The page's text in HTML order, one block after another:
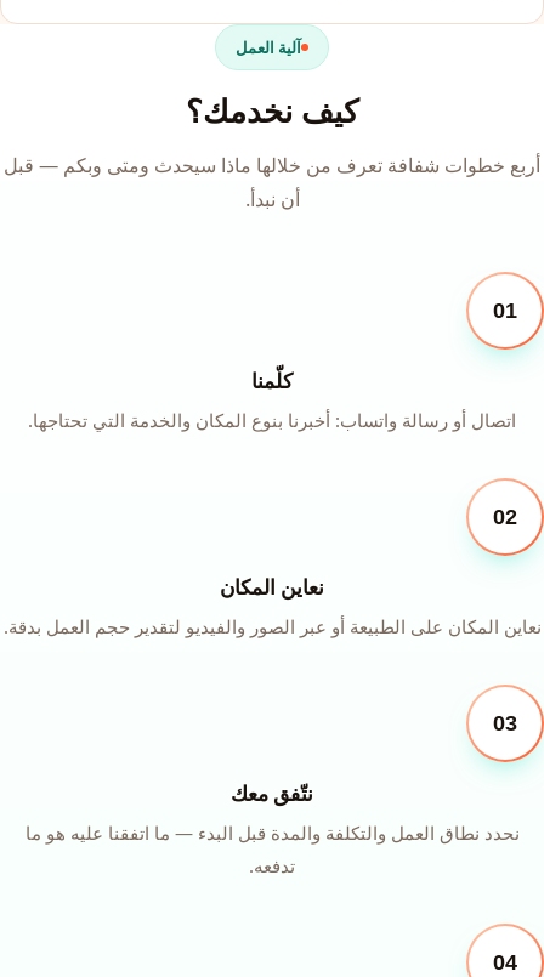
آلية العمل
كيف نخدمك؟
أربع خطوات شفافة تعرف من خلالها ماذا سيحدث ومتى وبكم — قبل
أن نبدأ.
01
كلّمنا
اتصال أو رسالة واتساب: أخبرنا بنوع المكان والخدمة التي تحتاجها.
02
نعاين المكان
نعاين المكان على الطبيعة أو عبر الصور والفيديو لتقدير حجم العمل بدقة.
03
نتّفق معك
نحدد نطاق العمل والتكلفة والمدة قبل البدء — ما اتفقنا عليه هو ما
تدفعه.
04